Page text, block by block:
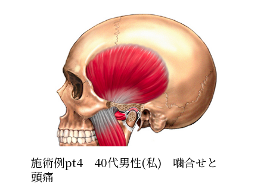
施術例pt4 40代男性(私) 噛合せと
頭痛